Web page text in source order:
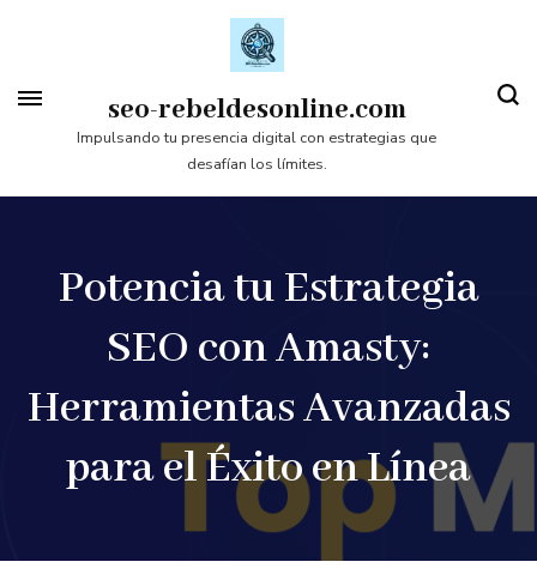
contenido
(presiona
seo-rebeldesonline.com
Impulsando tu presencia digital con estrategias que
desafían los límites.
Potencia tu Estrategia
SEO con Amasty:
Herramientas Avanzadas
para el Éxito en Línea